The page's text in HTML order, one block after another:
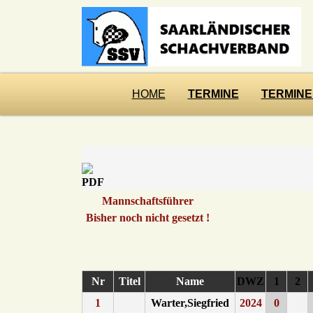
HOME TERMINE
Mannschaftsführer
Bisher noch nicht gesetzt !
Nr Titel Name DWZ 1 2
1
Warter,Siegfried 2024 0